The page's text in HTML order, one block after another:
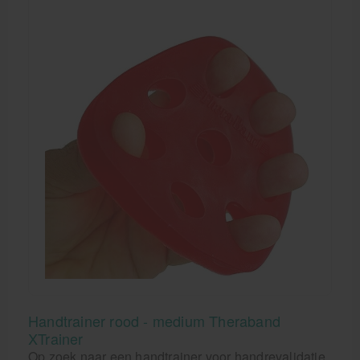
Handtrainer rood - medium Theraband
XTrainer
Op zoek naar een handtrainer voor handrevalidatie